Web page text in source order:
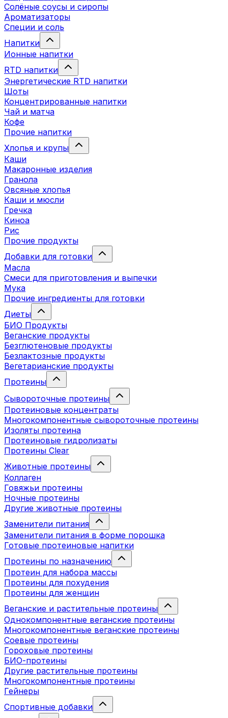
Солёные соусы и сиропы
Ароматизаторы
Специи и соль
Напитки
Ионные напитки
RTD напитки
Энергетические RTD напитки
Шоты
Концентрированные напитки
Чай и матча
Кофе
Прочие напитки
Хлопья и крупы
Каши
Макаронные изделия
Гранола
Овсяные хлопья
Каши и мюсли
Гречка
Киноа
Рис
Прочие продукты
Добавки для готовки
Масла
Смеси для приготовления и выпечки
Мука
Прочие ингредиенты для готовки
Диеты
БИО Продукты
Веганские продукты
Безглютеновые продукты
Безлактозные продукты
Вегетарианские продукты
Протеины
Сывороточные протеины
Протеиновые концентраты
Многокомпонентные сывороточные протеины
Изоляты протеина
Протеиновые гидролизаты
Протеины Clear
Животные протеины
Коллаген
Говяжьи протеины
Ночные протеины
Другие животные протеины
Заменители питания
Заменители питания в форме порошка
Готовые протеиновые напитки
Протеины по назначению
Протеин для набора массы
Протеины для похудения
Протеины для женщин
Веганские и растительные протеины
Однокомпонентные веганские протеины
Многокомпонентные веганские протеины
Соевые протеины
Гороховые протеины
БИО-протеины
Другие растительные протеины
Многокомпонентные протеины
Гейнеры
Спортивные добавки